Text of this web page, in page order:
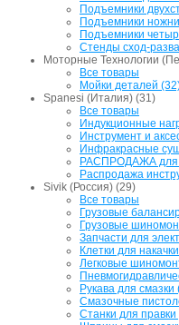
Подъемники
Подъемники
Подъемники
Стенды сход-
Моторные Технологии
Все товары
Мойки деталей
Spanesi (Италия) (31)
Все товары
Индукционные
Инструмент и
Инфракрасные
РАСПРОДАЖА для
Распродажа
Sivik (Россия) (29)
Все товары
Грузовые
Грузовые
Запчасти для
Клетки для
Легковые
Рукава для смазки
Смазочные
Станки для правки